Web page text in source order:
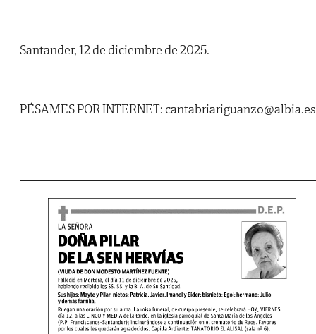
Santander, 12 de diciembre de 2025.
PÉSAMES POR INTERNET: cantabriariguanzo@albia.es